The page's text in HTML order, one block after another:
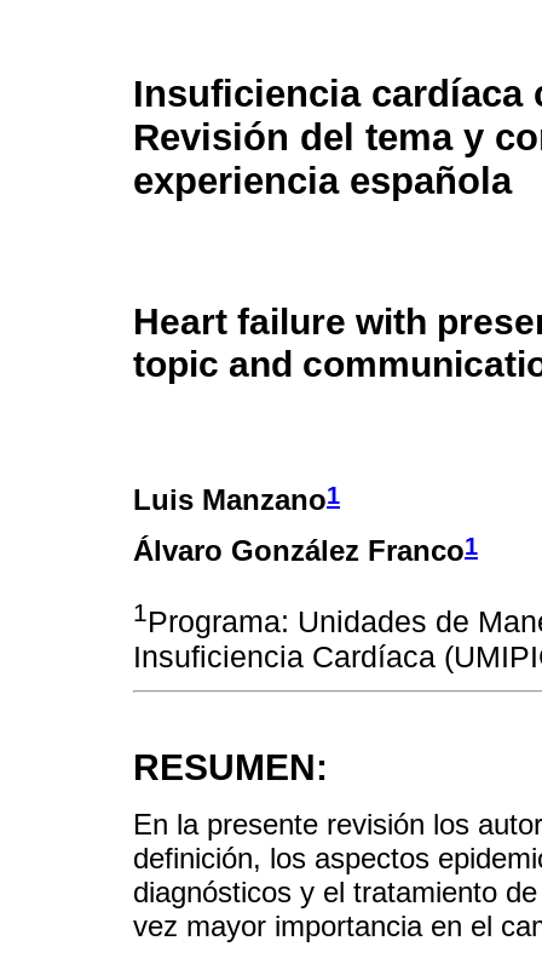
Insuficiencia cardíaca
Revisión del tema y
experiencia española
Heart failure with
topic and
Luis Manzano1
Álvaro González Franco1
1Programa: Unidades de
Insuficiencia Cardíaca
RESUMEN:
En la presente revisión los
definición, los aspectos
diagnósticos y el tratamiento
vez mayor importancia en el